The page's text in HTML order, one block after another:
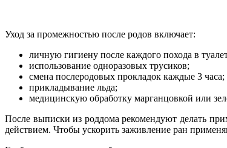
Уход за промежностью после родов включает:
личную гигиену после каждого похода в
использование одноразовых трусиков;
смена послеродовых прокладок каждые 3 часа;
прикладывание льда;
медицинскую обработку марганцовкой или
После выписки из роддома рекомендуют делать
действием. Чтобы ускорить заживление ран